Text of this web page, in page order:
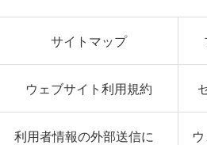
サイトマップ
ウェブサイト利用規約
利用者情報の外部送信に